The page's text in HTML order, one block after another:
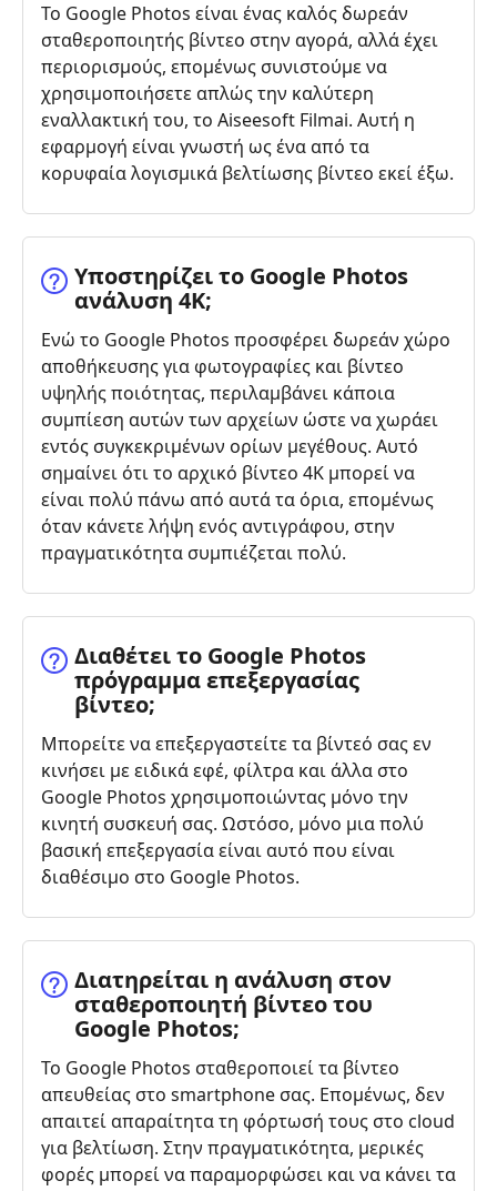
Το Google Photos είναι ένας καλός δωρεάν
σταθεροποιητής βίντεο στην αγορά, αλλά έχει
περιορισμούς, επομένως συνιστούμε να
χρησιμοποιήσετε απλώς την καλύτερη
εναλλακτική του, το Aiseesoft Filmai. Αυτή η
εφαρμογή είναι γνωστή ως ένα από τα
κορυφαία λογισμικά βελτίωσης βίντεο εκεί έξω.
Υποστηρίζει το Google Photos
ανάλυση 4K;
Ενώ το Google Photos προσφέρει δωρεάν χώρο
αποθήκευσης για φωτογραφίες και βίντεο
υψηλής ποιότητας, περιλαμβάνει κάποια
συμπίεση αυτών των αρχείων ώστε να χωράει
εντός συγκεκριμένων ορίων μεγέθους. Αυτό
σημαίνει ότι το αρχικό βίντεο 4K μπορεί να
είναι πολύ πάνω από αυτά τα όρια, επομένως
όταν κάνετε λήψη ενός αντιγράφου, στην
πραγματικότητα συμπιέζεται πολύ.
Διαθέτει το Google Photos
πρόγραμμα επεξεργασίας
βίντεο;
Μπορείτε να επεξεργαστείτε τα βίντεό σας εν
κινήσει με ειδικά εφέ, φίλτρα και άλλα στο
Google Photos χρησιμοποιώντας μόνο την
κινητή συσκευή σας. Ωστόσο, μόνο μια πολύ
βασική επεξεργασία είναι αυτό που είναι
διαθέσιμο στο Google Photos.
Διατηρείται η ανάλυση στον
σταθεροποιητή βίντεο του
Google Photos;
Το Google Photos σταθεροποιεί τα βίντεο
απευθείας στο smartphone σας. Επομένως, δεν
απαιτεί απαραίτητα τη φόρτωσή τους στο cloud
για βελτίωση. Στην πραγματικότητα, μερικές
φορές μπορεί να παραμορφώσει και να κάνει τα